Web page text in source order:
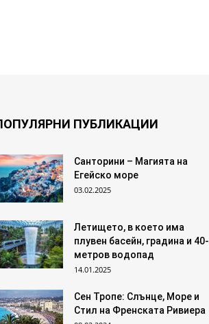
ПУБЛИКАЦИИ
Санторини – Магията на
Егейско море
03.02.2025
Летището, в което има
плувен басейн, градина и 40-
метров водопад
14.01.2025
Сен Тропе: Слънце, Море и
Стил на Френската Ривиера